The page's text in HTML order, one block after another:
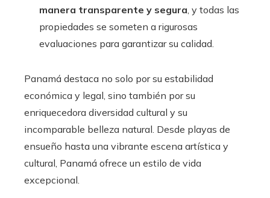
manera transparente y segura, y todas las
propiedades se someten a rigurosas
evaluaciones para garantizar su calidad.
Panamá destaca no solo por su estabilidad
económica y legal, sino también por su
enriquecedora diversidad cultural y su
incomparable belleza natural. Desde playas de
ensueño hasta una vibrante escena artística y
cultural, Panamá ofrece un estilo de vida
excepcional.